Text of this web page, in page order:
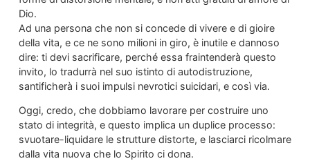
Dio.
Ad una persona che non si concede di vivere e di gioire
della vita, e ce ne sono milioni in giro, è inutile e dannoso
dire: ti devi sacrificare, perché essa fraintenderà questo
invito, lo tradurrà nel suo istinto di autodistruzione,
santificherà i suoi impulsi nevrotici suicidari, e così via.
Oggi, credo, che dobbiamo lavorare per costruire uno
stato di integrità, e questo implica un duplice processo:
svuotare-liquidare le strutture distorte, e lasciarci ricolmare
dalla vita nuova che lo Spirito ci dona.